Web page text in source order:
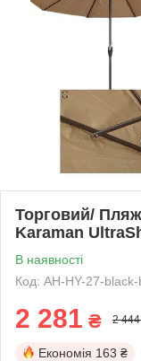
Торговий/
Karaman
В наявності
Код: AH-HY-27-black-
2 281 ₴ 2
Економія 163 ₴